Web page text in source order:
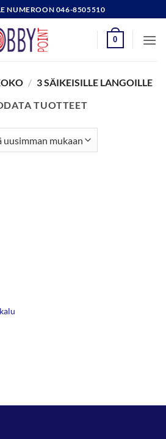
NUMEROON 046-8505510
0
/ 3 SÄIKEISILLE LANGOILLE
TUOTTEET